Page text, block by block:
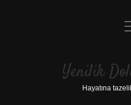
Yenilik
Hayatına